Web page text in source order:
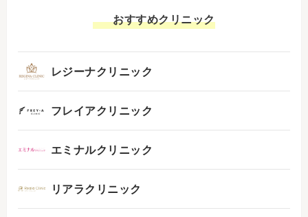
おすすめクリニック
レジーナクリニック
フレイアクリニック
エミナルクリニック
リアラクリニック